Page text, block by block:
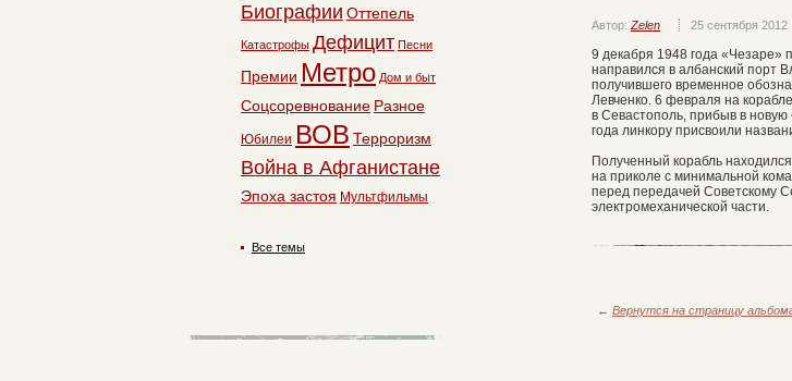
Автор: Zelen 25 сентября 2012
9 декабря 1948 года «Чезаре»
направился в албанский порт
получившего временное
Левченко. 6 февраля на
в Севастополь, прибыв в
года линкору присвоили
Полученный корабль
на приколе с минимальной
перед передачей Советскому
электромеханической части.
← Вернутся на страницу
Биографии Оттепель
Катастрофы Дефицит Песни
Премии Метро Дом и быт
Соцсоревнование Разное
Юбилеи ВОВ Терроризм
Война в Афганистане
Эпоха застоя Мультфильмы
Все темы